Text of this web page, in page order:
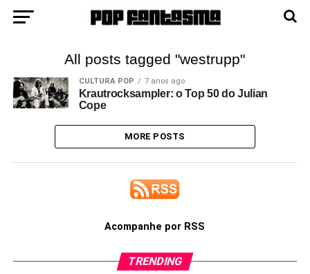
All posts tagged "westrupp"
CULTURA POP 7 anos ago
Krautrocksampler: o Top 50 do Julian
Cope
MORE POSTS
Acompanhe por RSS
TRENDING